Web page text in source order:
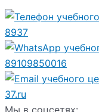
8937
89109850016
37.ru
Мы в соцсетях: